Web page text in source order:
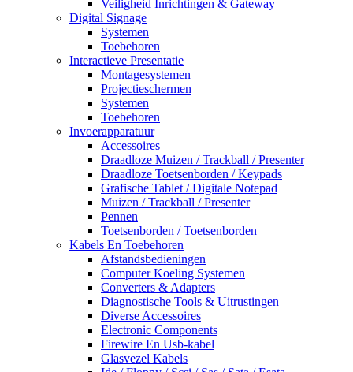
Veiligheid Inrichtingen & Gateway
Digital Signage
Systemen
Toebehoren
Interactieve Presentatie
Montagesystemen
Projectieschermen
Systemen
Toebehoren
Invoerapparatuur
Accessoires
Draadloze Muizen / Trackball / Presenter
Draadloze Toetsenborden / Keypads
Grafische Tablet / Digitale Notepad
Muizen / Trackball / Presenter
Pennen
Toetsenborden / Toetsenborden
Kabels En Toebehoren
Afstandsbedieningen
Computer Koeling Systemen
Converters & Adapters
Diagnostische Tools & Uitrustingen
Diverse Accessoires
Electronic Components
Firewire En Usb-kabel
Glasvezel Kabels